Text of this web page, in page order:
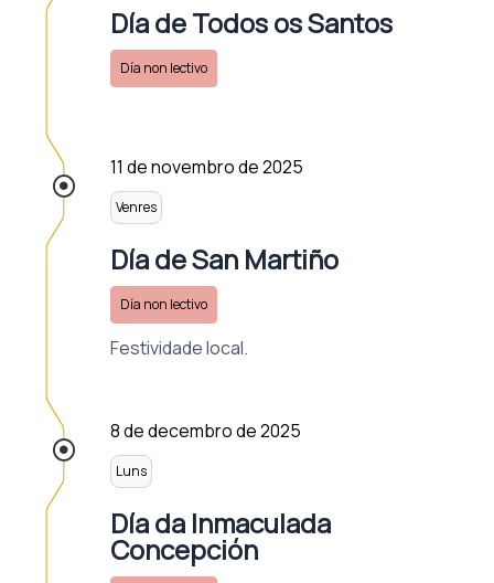
Día de Todos os Santos
Día non lectivo
11 de novembro de 2025
Venres
Día de San Martiño
Día non lectivo
Festividade local.
8 de decembro de 2025
Luns
Día da Inmaculada
Concepción